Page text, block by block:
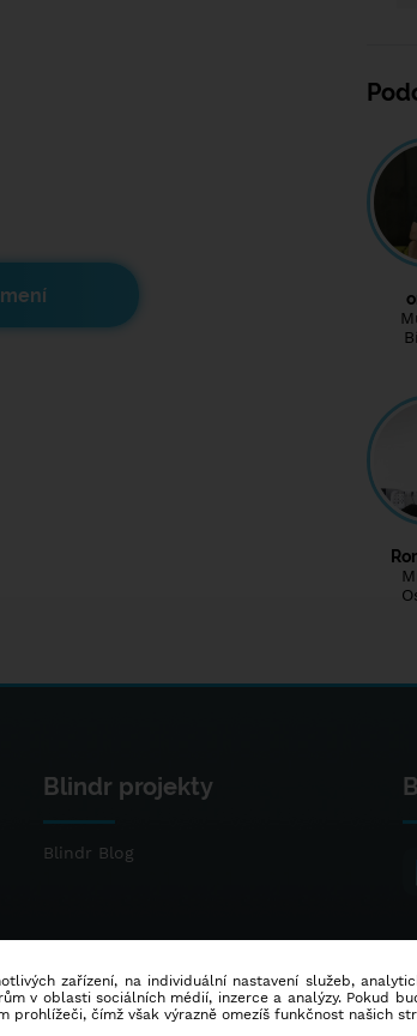
Blindr projekty
Blindr Blog
zařízení, na individuální nastavení služeb,
v oblasti sociálních médií, inzerce a analýzy. Pokud
prohlížeči, čímž však výrazně omezíš funkčnost našich